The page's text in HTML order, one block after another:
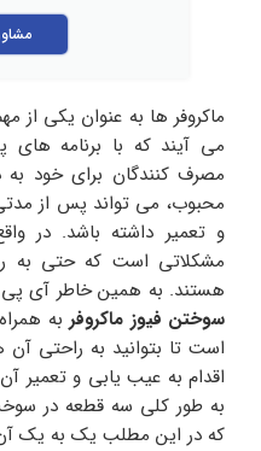
ماکروفر ها به عنوان یکی از
می آیند که با برنامه
مصرف کنندگان برای خود به
محبوب، می تواند پس از
و تعمیر داشته باشد. در
مشکلاتی است که حتی به
هستند. به همین خاطر آی
سوختن فیوز ماکروفر به
است تا بتوانید به راحتی آن
اقدام به عیب یابی و تعمیر
به طور کلی سه قطعه در سوخت
که در این مطلب یک به یک